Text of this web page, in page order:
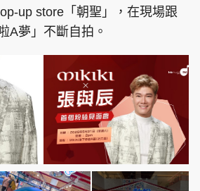
EDUPLUS
版權及免責聲明
版權所有 . 不得轉載
All rights reserved.
up store「朝聖」，在現場跟
A夢」不斷自拍。